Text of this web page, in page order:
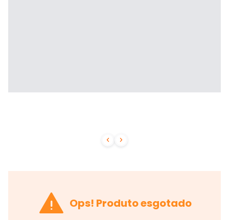
 
 Ops! Produto esgotado